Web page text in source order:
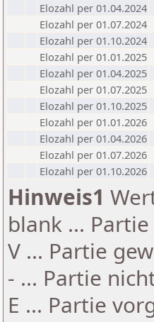
Elozahl per 01.04.2024
Elozahl per 01.07.2024
Elozahl per 01.10.2024
Elozahl per 01.01.2025
Elozahl per 01.04.2025
Elozahl per 01.07.2025
Elozahl per 01.10.2025
Elozahl per 01.01.2026
Elozahl per 01.04.2026
Elozahl per 01.07.2026
Elozahl per 01.10.2026
Hinweis1
blank ...
V ... Partie
- ... Partie
E ... Partie